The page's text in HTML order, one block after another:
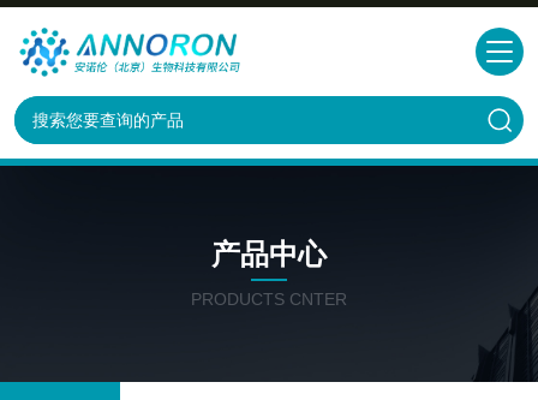
产品中心
PRODUCTS CNTER